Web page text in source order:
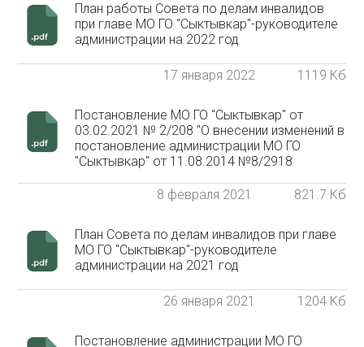
План работы Совета по делам инвалидов
при главе МО ГО "Сыктывкар"-руководителе
администрации на 2022 год
17 января 2022 1119 Кб
Постановление МО ГО "Сыктывкар" от
03.02.2021 № 2/208 "О внесении изменений в
постановление администрации МО ГО
"Сыктывкар" от 11.08.2014 №8/2918
8 февраля 2021 821.7 Кб
План Совета по делам инвалидов при главе
МО ГО "Сыктывкар"-руководителе
администрации на 2021 год
26 января 2021 1204 Кб
Постановление администрации МО ГО